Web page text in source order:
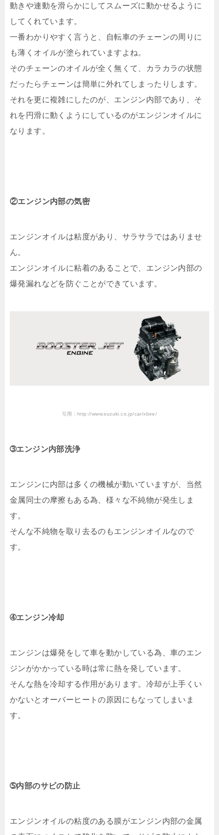
動きや連動を滑らかにしてスムーズに動かせるように
してくれています。
一番わかりやすく言うと、自転車のチェーンの周りに
も薄くオイルが塗られていますよね。
そのチェーンのオイルが全く無くて、カラカラの状態
だったらチェーンは簡単に外れてしまったりします。
それを更に複雑にしたのが、エンジン内部であり、そ
れを円滑に動くようにしているのがエンジンオイルに
なります。
②エンジン内部の気密
エンジンオイルは粘度があり、サラサラではありませ
ん。
エンジンオイルに粘着のあることで、エンジン内部の
爆発漏れなどを防ぐことができています。
引用：http://www.suzuki.co.jp/car/xbee/
➂エンジン内部洗浄
エンジンに内部は多くの機械が動いていますが、当然
金属同士の摩擦もある為、様々な不純物が発生しま
す。
そんな不純物を取り去るのもエンジンオイルなので
す。
➃エンジン冷却
エンジンは爆発をして車を動かしている為、車のエン
ジンがかかっている時は常に熱を発しています。
そんな熱を冷却する作用があります。冷却が上手くい
かないとオーバーヒートの原因にもなってしまいま
す。
➄内部のサビの防止
エンジンオイルの粘度のある膜がエンジン内部の金属